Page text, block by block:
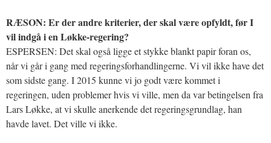
RÆSON: Er der andre kriterier, der skal være opfyldt, før I
vil indgå i en Løkke-regering?
ESPERSEN: Det skal også ligge et stykke blankt papir foran os,
når vi går i gang med regeringsforhandlingerne. Vi vil ikke have det
som sidste gang. I 2015 kunne vi jo godt være kommet i
regeringen, uden problemer hvis vi ville, men da var betingelsen fra
Lars Løkke, at vi skulle anerkende det regeringsgrundlag, han
havde lavet. Det ville vi ikke.